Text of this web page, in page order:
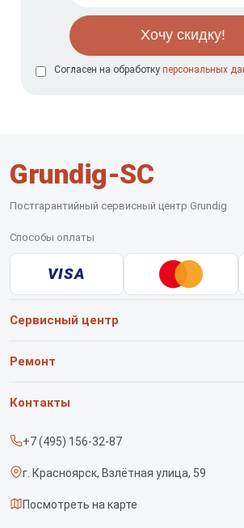
Согласен на обработку персональных
Grundig-SC
Постгарантийный сервисный центр Grundig
Способы оплаты
VISA
Сервисный центр
О нашем сервисе
Срочный ремонт
Доставка и способы оплаты
Диагностика
Ремонт
Роботов-пылесосов
Контакты
+7 (495) 156-32-87
г. Красноярск, Взлётная улица, 59
Посмотреть на карте